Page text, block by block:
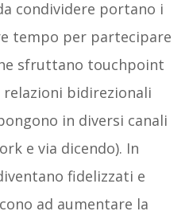
condividere portano i
tempo per partecipare
sfruttano touchpoint
bidirezionali
in diversi canali
e via dicendo). In
fidelizzati e
ad aumentare la